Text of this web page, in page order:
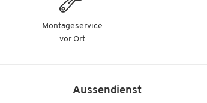
Montageservice
vor Ort
Aussendienst